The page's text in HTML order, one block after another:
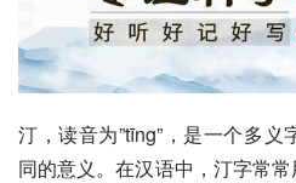
汀，读音为”tīng”，是一个多
同的意义。在汉语中，汀字常